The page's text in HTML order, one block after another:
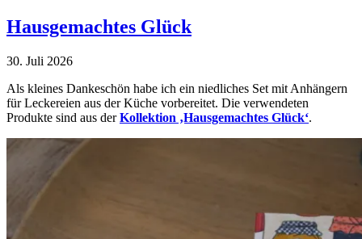
Hausgemachtes Glück
30. Juli 2026
Als kleines Dankeschön habe ich ein niedliches Set mit Anhängern
für Leckereien aus der Küche vorbereitet. Die verwendeten
Produkte sind aus derKollektion ‚Hausgemachtes Glück‘.